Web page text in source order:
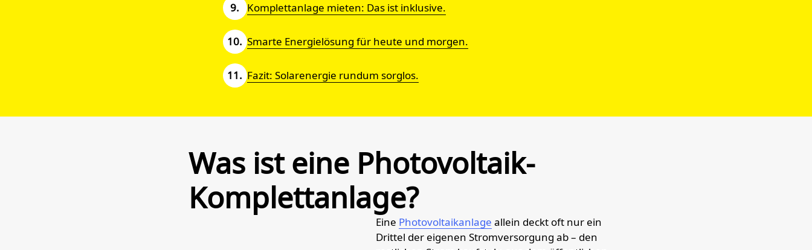
Komplettanlage mieten: Das ist inklusive.
Smarte Energielösung für heute und morgen.
Fazit: Solarenergie rundum sorglos.
Was ist eine Photo­voltaik-
Komplett­anlage?
Eine Photovoltaikanlage allein deckt oft nur ein
Drittel der eigenen Stromversorgung ab – den